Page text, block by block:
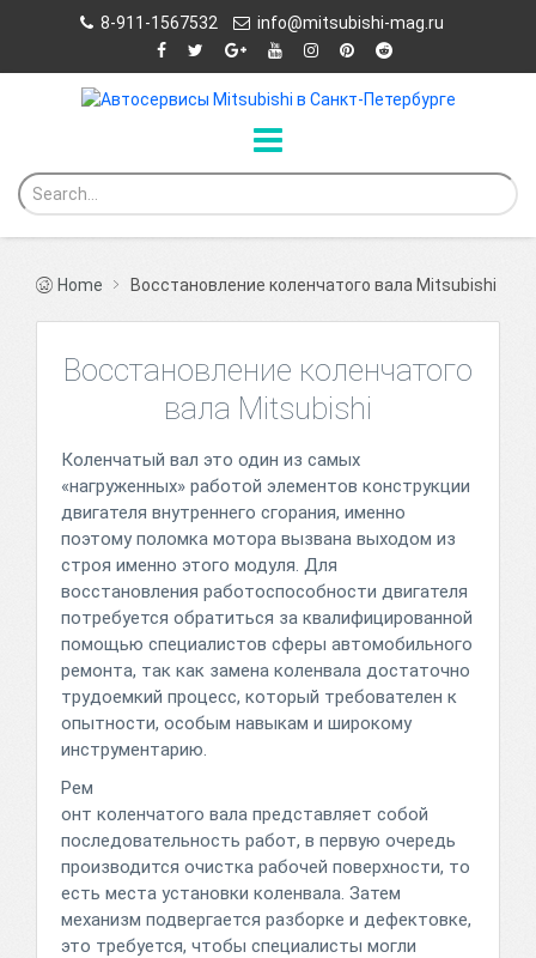
8-911-1567532 info@mitsubishi-mag.ru
Home Восстановление коленчатого вала Mitsubishi
Восстановление коленчатого
вала Mitsubishi
Коленчатый вал это один из самых
«нагруженных» работой элементов конструкции
двигателя внутреннего сгорания, именно
поэтому поломка мотора вызвана выходом из
строя именно этого модуля. Для
восстановления работоспособности двигателя
потребуется обратиться за квалифицированной
помощью специалистов сферы автомобильного
ремонта, так как замена коленвала достаточно
трудоемкий процесс, который требователен к
опытности, особым навыкам и широкому
инструментарию.
Рем
онт коленчатого вала представляет собой
последовательность работ, в первую очередь
производится очистка рабочей поверхности, то
есть места установки коленвала. Затем
механизм подвергается разборке и дефектовке,
это требуется, чтобы специалисты могли